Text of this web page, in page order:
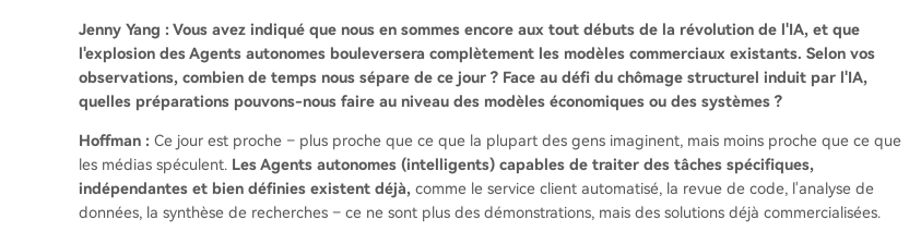
Jenny Yang : Vous avez indiqué que nous en sommes encore aux tout débuts de la révolution de l'IA, et que
l'explosion des Agents autonomes bouleversera complètement les modèles commerciaux existants. Selon vos
observations, combien de temps nous sépare de ce jour ? Face au défi du chômage structurel induit par l'IA,
quelles préparations pouvons-nous faire au niveau des modèles économiques ou des systèmes ?
Hoffman : Ce jour est proche – plus proche que ce que la plupart des gens imaginent, mais moins proche que ce que
les médias spéculent. Les Agents autonomes (intelligents) capables de traiter des tâches spécifiques,
indépendantes et bien définies existent déjà, comme le service client automatisé, la revue de code, l'analyse de
données, la synthèse de recherches – ce ne sont plus des démonstrations, mais des solutions déjà commercialisées.